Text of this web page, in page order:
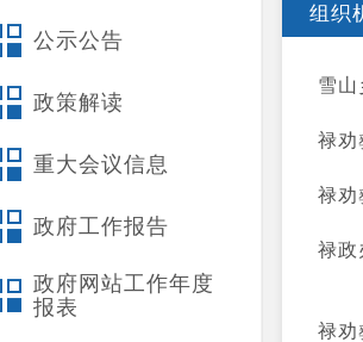
公示公告
政策解读
重大会议信息
政府工作报告
政府网站工作年度
报表
组织
雪山
禄劝
禄劝
禄政
禄劝